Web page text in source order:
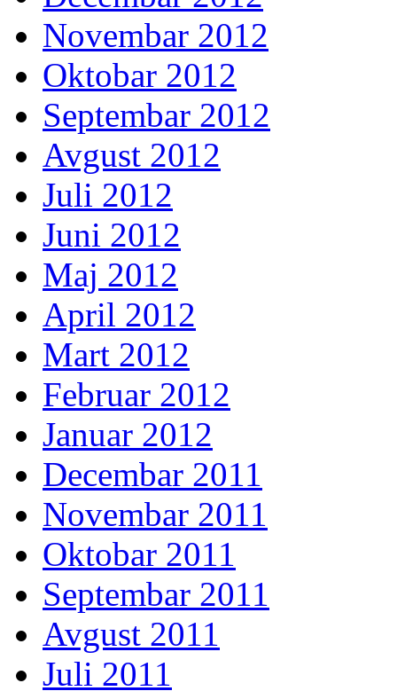
Novembar 2012
Oktobar 2012
Septembar 2012
Avgust 2012
Juli 2012
Juni 2012
Maj 2012
April 2012
Mart 2012
Februar 2012
Januar 2012
Decembar 2011
Novembar 2011
Oktobar 2011
Septembar 2011
Avgust 2011
Juli 2011